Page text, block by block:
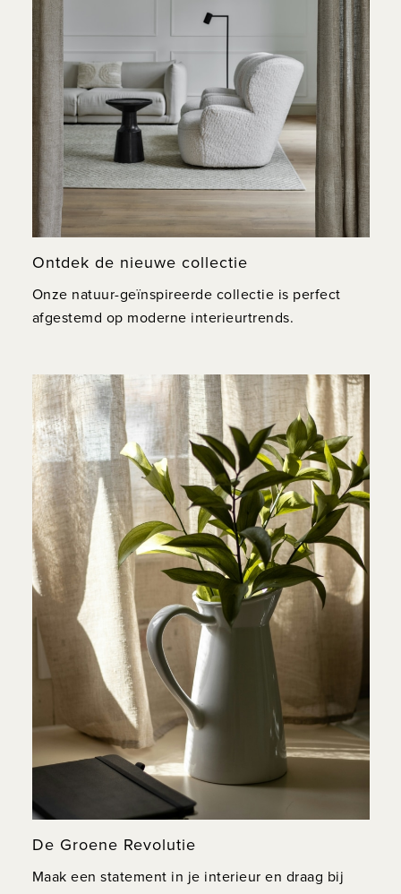
Ontdek de nieuwe collectie
Onze natuur-geïnspireerde collectie is perfect
afgestemd op moderne interieurtrends.
De Groene Revolutie
Maak een statement in je interieur en draag bij